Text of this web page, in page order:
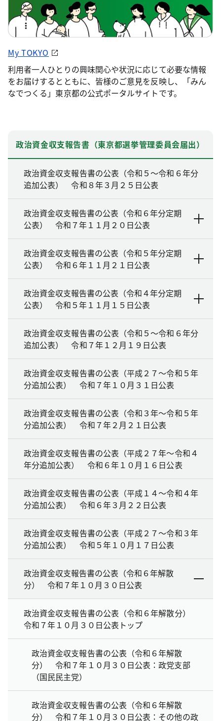
My TOKYO
利用者一人ひとりの興味関心や状況に応じて必要な情報
をお届けするとともに、皆様のご意見を反映し、「みん
なでつくる」東京都の公式ポータルサイトです。
政治資金収支報告書（東京都選挙管理委員会届出）
政治資金収支報告書の公表（令和５～令和６年分
追加公表） 令和８年３月２５日公表
政治資金収支報告書の公表（令和６年分定期
公表） 令和７年１１月２０日公表
政治資金収支報告書の公表（令和５年分定期
公表） 令和６年１１月２１日公表
政治資金収支報告書の公表（令和４年分定期
公表） 令和５年１１月１５日公表
政治資金収支報告書の公表（令和５～令和６年分
追加公表） 令和７年１２月１９日公表
政治資金収支報告書の公表（平成２７～令和５年
分追加公表） 令和７年１０月３１日公表
政治資金収支報告書の公表（令和３年～令和５年
分追加公表） 令和７年２月２１日公表
政治資金収支報告書の公表（平成２７年～令和４
年分追加公表） 令和６年１０月１６日公表
政治資金収支報告書の公表（平成１４～令和４年
分追加公表） 令和６年３月２２日公表
政治資金収支報告書の公表（平成２７～令和３年
分追加公表） 令和５年１０月１７日公表
政治資金収支報告書の公表（令和６年解散
分） 令和７年１０月３０日公表
政治資金収支報告書の公表（令和６年解散分）
令和７年１０月３０日公表トップ
政治資金収支報告書の公表（令和６年解散
分） 令和７年１０月３０日公表：政党支部
（国民民主党）
政治資金収支報告書の公表（令和６年解散
分） 令和７年１０月３０日公表：その他の政